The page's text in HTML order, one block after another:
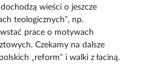
wieści o jeszcze
teologicznych”, np.
prace o motywach
Czekamy na dalsze
„reform” i walki z łaciną.